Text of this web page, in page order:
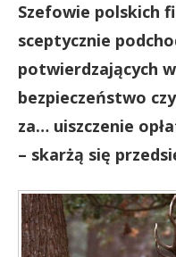
Szefowie polskich
sceptycznie
potwierdzających
bezpieczeństwo
za… uiszczenie
– skarżą się